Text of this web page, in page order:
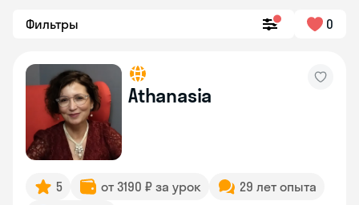
Фильтры 0
Athanasia
5 от 3190 ₽ за урок
29 лет опыта